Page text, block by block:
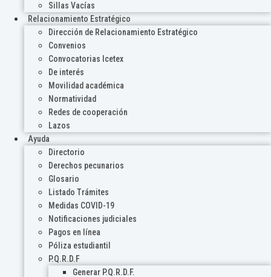
Sillas Vacías
Relacionamiento Estratégico
Dirección de Relacionamiento Estratégico
Convenios
Convocatorias Icetex
De interés
Movilidad académica
Normatividad
Redes de cooperación
Lazos
Ayuda
Directorio
Derechos pecunarios
Glosario
Listado Trámites
Medidas COVID-19
Notificaciones judiciales
Pagos en línea
Póliza estudiantil
P.Q.R.D.F
Generar P.Q.R.D.F.